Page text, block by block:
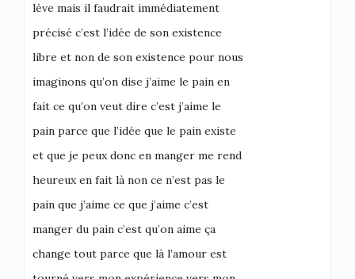
lève mais il faudrait immédiatement
précisé c’est l’idée de son existence
libre et non de son existence pour nous
imaginons qu’on dise j’aime le pain en
fait ce qu’on veut dire c’est j’aime le
pain parce que l’idée que le pain existe
et que je peux donc en manger me rend
heureux en fait là non ce n’est pas le
pain que j’aime ce que j’aime c’est
manger du pain c’est qu’on aime ça
change tout parce que là l’amour est